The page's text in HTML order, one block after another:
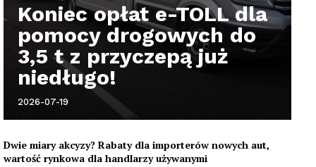
Koniec opłat e-TOLL dla
pomocy drogowych do
3,5 t z przyczepą już
niedługo!
2026-07-19
Dwie miary akcyzy? Rabaty dla importerów nowych aut,
wartość rynkowa dla handlarzy używanymi